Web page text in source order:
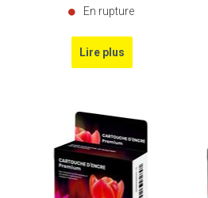
En rupture